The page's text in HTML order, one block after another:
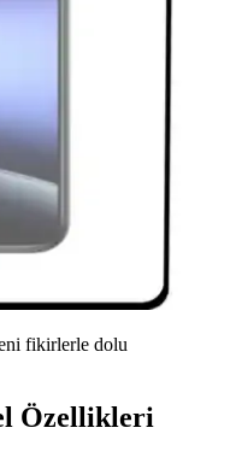
fikirlerle dolu
Özellikleri